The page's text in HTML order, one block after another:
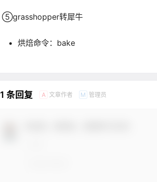
⑤grasshopper转犀牛
烘焙命令：bake
1 条回复 A 文章作者 M 管理员